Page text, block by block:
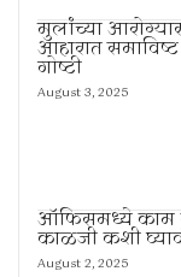
मुलांच्या
आहारात
गोष्टी
August 3, 2025
ऑफिसमध्ये काम
काळजी कशी
August 2, 2025